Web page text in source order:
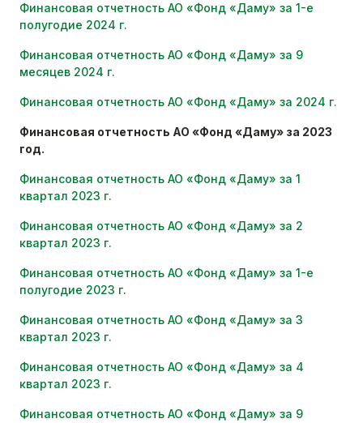
Финансовая отчетность АО «Фонд «Даму» за 1-е
полугодие 2024 г.
Финансовая отчетность АО «Фонд «Даму» за 9
месяцев 2024 г.
Финансовая отчетность АО «Фонд «Даму» за 2024 г.
Финансовая отчетность АО «Фонд «Даму» за 2023
год.
Финансовая отчетность АО «Фонд «Даму» за 1
квартал 2023 г.
Финансовая отчетность АО «Фонд «Даму» за 2
квартал 2023 г.
Финансовая отчетность АО «Фонд «Даму» за 1-е
полугодие 2023 г.
Финансовая отчетность АО «Фонд «Даму» за 3
квартал 2023 г.
Финансовая отчетность АО «Фонд «Даму» за 4
квартал 2023 г.
Финансовая отчетность АО «Фонд «Даму» за 9